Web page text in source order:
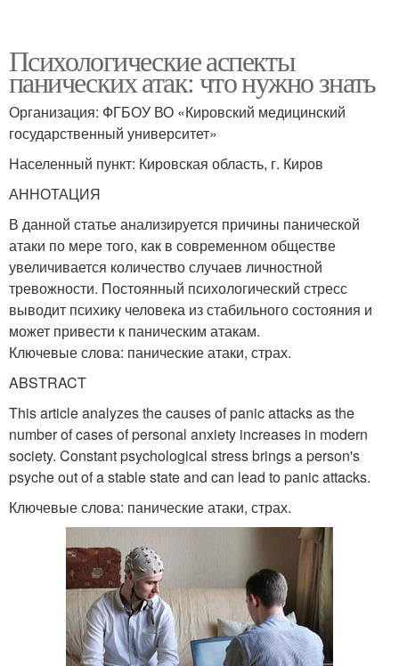
Психологические аспекты
панических атак: что нужно знать
Организация: ФГБОУ ВО «Кировский медицинский
государственный университет»
Населенный пункт: Кировская область, г. Киров
АННОТАЦИЯ
В данной статье анализируется причины панической
атаки по мере того, как в современном обществе
увеличивается количество случаев личностной
тревожности. Постоянный психологический стресс
выводит психику человека из стабильного состояния и
может привести к паническим атакам.
Ключевые слова: панические атаки, страх.
ABSTRACT
This article analyzes the causes of panic attacks as the
number of cases of personal anxiety increases in modern
society. Constant psychological stress brings a person's
psyche out of a stable state and can lead to panic attacks.
Ключевые слова: панические атаки, страх.